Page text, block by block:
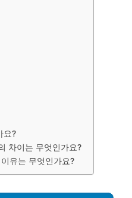
요?
차이는 무엇인가요?
유는 무엇인가요?